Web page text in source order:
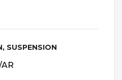
SUSPENSION